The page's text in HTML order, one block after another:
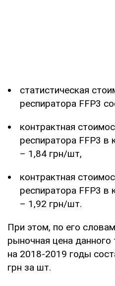
статистическая
респиратора FFP3
контрактная
респиратора FFP3 в
– 1,84 грн/шт,
контрактная
респиратора FFP3 в
– 1,92 грн/шт.
При этом, по его
рыночная цена
на 2018-2019 годы
грн за шт.